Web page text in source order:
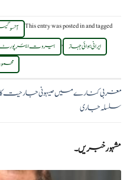
This entry was posted inand tagged آنسو
ایرانی ہوائی جہاز , بیروت
مغربی کنارے میں صیہونی جارحیت کا
سلسلہ جاری
مشہور خبریں۔